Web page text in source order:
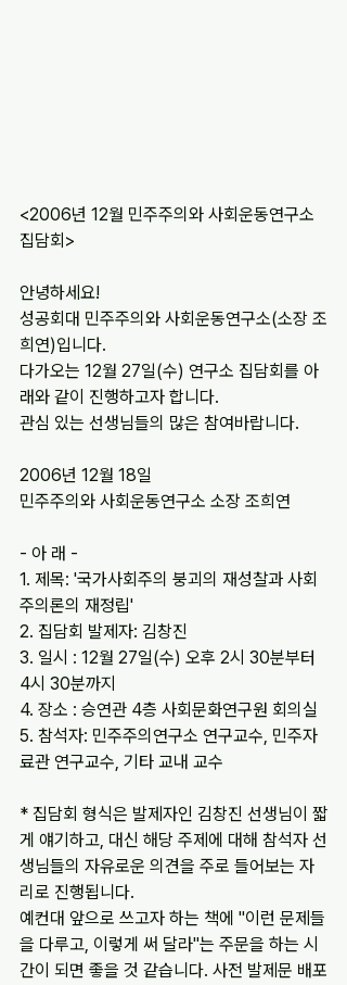
<2006년 12월 민주주의와 사회운동연구소
집담회>
안녕하세요!
성공회대 민주주의와 사회운동연구소(소장 조
희연)입니다.
다가오는 12월 27일(수) 연구소 집담회를 아
래와 같이 진행하고자 합니다.
관심 있는 선생님들의 많은 참여바랍니다.
2006년 12월 18일
민주주의와 사회운동연구소 소장 조희연
- 아 래 -
1. 제목: '국가사회주의 붕괴의 재성찰과 사회
주의론의 재정립'
2. 집담회 발제자: 김창진
3. 일시 : 12월 27일(수) 오후 2시 30분부터
4시 30분까지
4. 장소 : 승연관 4층 사회문화연구원 회의실
5. 참석자: 민주주의연구소 연구교수, 민주자
료관 연구교수, 기타 교내 교수
* 집담회 형식은 발제자인 김창진 선생님이 짧
게 얘기하고, 대신 해당 주제에 대해 참석자 선
생님들의 자유로운 의견을 주로 들어보는 자
리로 진행됩니다.
예컨대 앞으로 쓰고자 하는 책에 "이런 문제들
을 다루고, 이렇게 써 달라"는 주문을 하는 시
간이 되면 좋을 것 같습니다. 사전 발제문 배포